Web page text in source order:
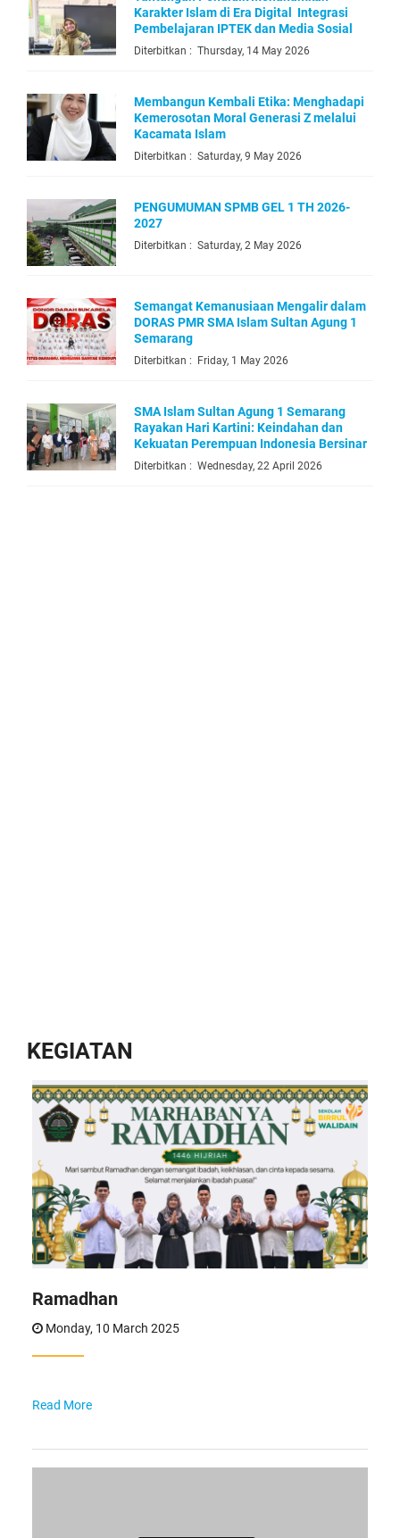
Karakter Islam di Era Digital Integrasi
Pembelajaran IPTEK dan Media Sosial
Diterbitkan : Thursday, 14 May 2026
Membangun Kembali Etika: Menghadapi
Kemerosotan Moral Generasi Z melalui
Kacamata Islam
Diterbitkan : Saturday, 9 May 2026
PENGUMUMAN SPMB GEL 1 TH 2026-
2027
Diterbitkan : Saturday, 2 May 2026
Semangat Kemanusiaan Mengalir dalam
DORAS PMR SMA Islam Sultan Agung 1
Semarang
Diterbitkan : Friday, 1 May 2026
SMA Islam Sultan Agung 1 Semarang
Rayakan Hari Kartini: Keindahan dan
Kekuatan Perempuan Indonesia Bersinar
Diterbitkan : Wednesday, 22 April 2026
KEGIATAN
Ramadhan
Monday, 10 March 2025
Read More